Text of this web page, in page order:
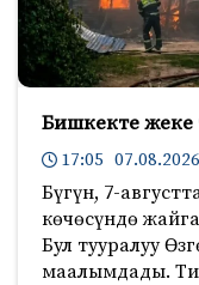
Бишкекте жеке
17:05 07.08.2026
Бүгүн, 7-
көчөсүндө
Бул тууралуу
маалымдады.